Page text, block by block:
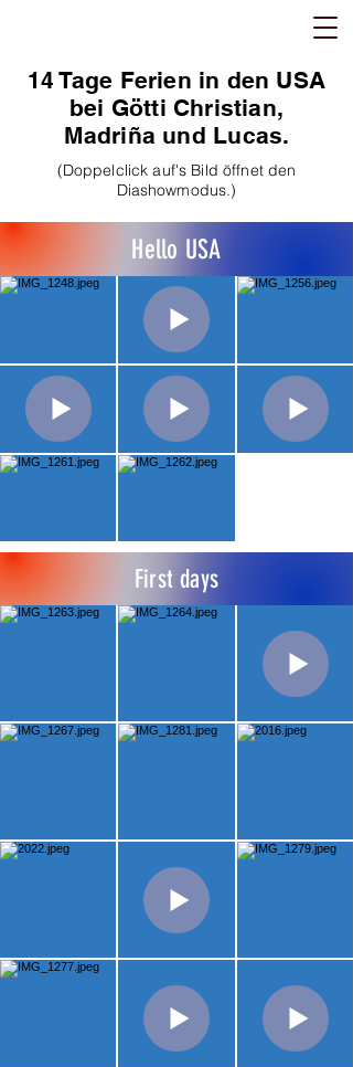
14 Tage Ferien in den USA
bei Götti Christian,
Madriña und Lucas.
(Doppelclick auf's Bild öffnet den
Diashowmodus.)
Hello USA
First days